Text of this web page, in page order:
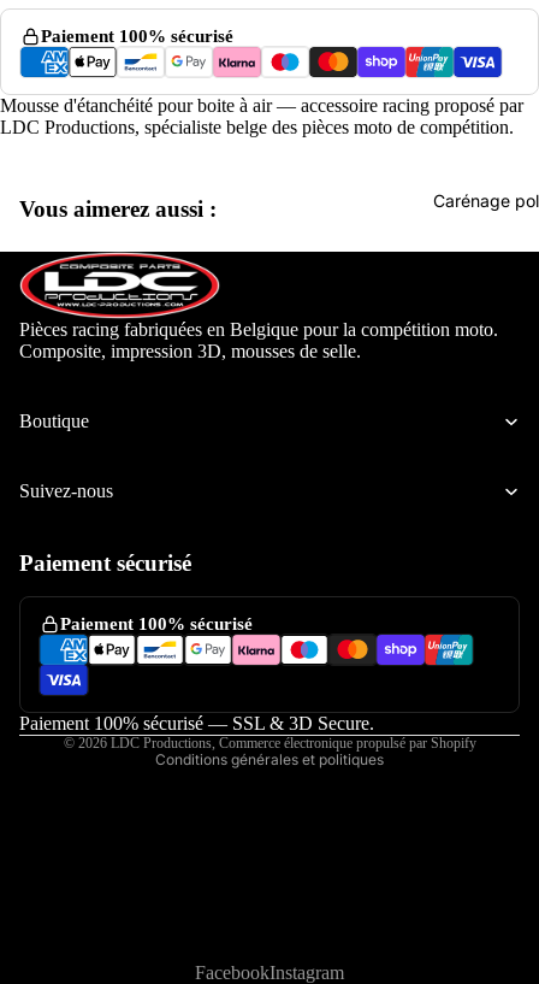
Carénage
Ducati
KTM
Suzuki
Paiement 100% sécurisé
Mousse d'étanchéité pour boite à air — accessoire racing proposé par
LDC Productions, spécialiste belge des pièces moto de compétition.
Vous aimerez aussi :
Pièces racing fabriquées en Belgique pour la compétition moto.
Composite, impression 3D, mousses de selle.
Boutique
Suivez-nous
Paiement sécurisé
Paiement 100% sécurisé
Paiement 100% sécurisé — SSL & 3D Secure.
© 2026 LDC Productions, Commerce électronique propulsé par Shopify
Conditions générales et politiques
Politique de remboursement
Conditions d’utilisation
Mentions légales
Coordonnées
FacebookInstagram